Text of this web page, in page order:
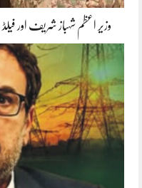
وزیر اعظم شہباز شریف اور